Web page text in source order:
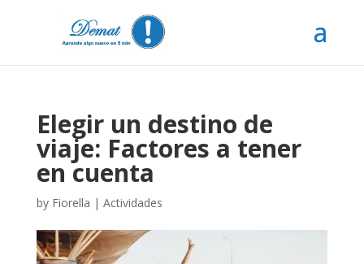
Elegir un destino de
viaje: Factores a tener
en cuenta
by Fiorella | Actividades